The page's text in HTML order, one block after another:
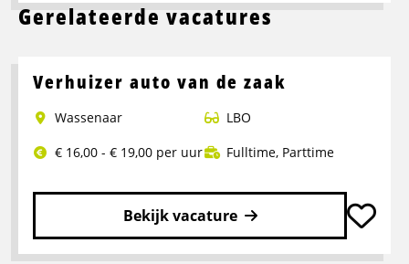
Gerelateerde vacatures
Verhuizer auto van de zaak
Wassenaar
LBO
€ 16,00 - € 19,00 per uur
Fulltime, Parttime
Bekijk vacature
Lees